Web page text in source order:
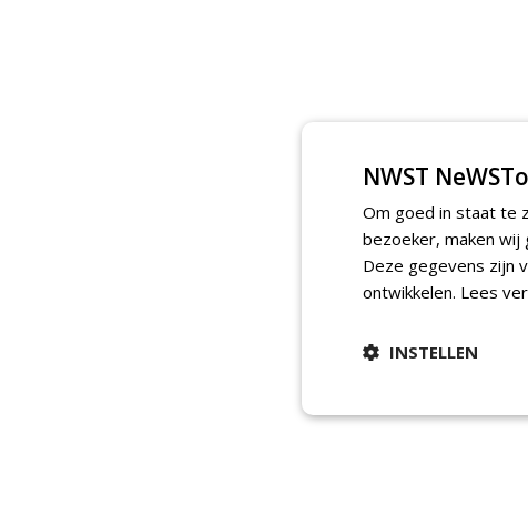
NWST
Om goed in staat te
bezoeker, maken wij
Deze gegevens zijn
ontwikkelen. Lees
INSTELLEN